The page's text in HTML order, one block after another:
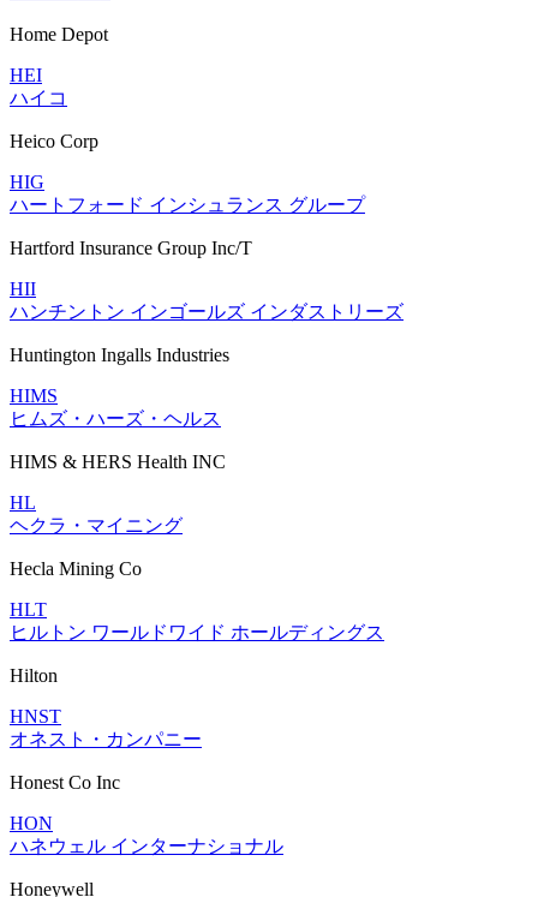
Home Depot
HEI
ハイコ
Heico Corp
HIG
ハートフォード インシュランス グループ
Hartford Insurance Group Inc/T
HII
ハンチントン インゴールズ インダストリーズ
Huntington Ingalls Industries
HIMS
ヒムズ・ハーズ・ヘルス
HIMS & HERS Health INC
HL
ヘクラ・マイニング
Hecla Mining Co
HLT
ヒルトン ワールドワイド ホールディングス
Hilton
HNST
オネスト・カンパニー
Honest Co Inc
HON
ハネウェル インターナショナル
Honeywell